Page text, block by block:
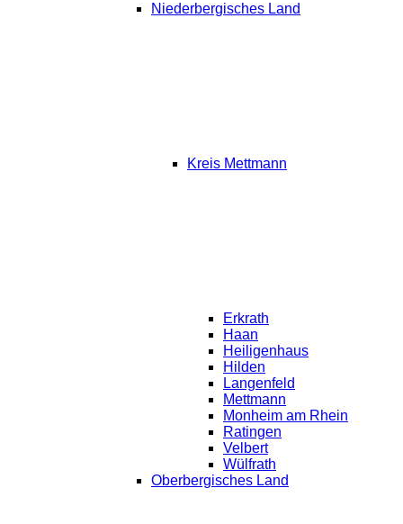
Niederbergisches Land
Kreis Mettmann
Erkrath
Haan
Heiligenhaus
Hilden
Langenfeld
Mettmann
Monheim am Rhein
Ratingen
Velbert
Wülfrath
Oberbergisches Land